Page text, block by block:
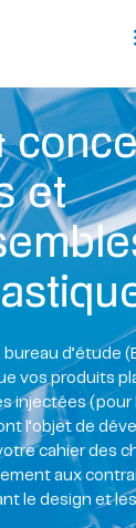
et
d’étude
vos produits
injectées (pour
l’objet de
cahier des
aux
le design et